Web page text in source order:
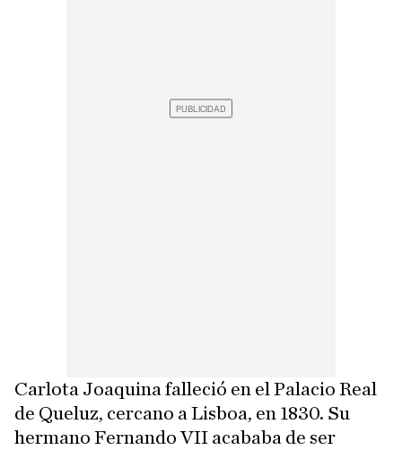
Carlota Joaquina falleció en el Palacio Real
de Queluz, cercano a Lisboa, en 1830. Su
hermano Fernando VII acababa de ser